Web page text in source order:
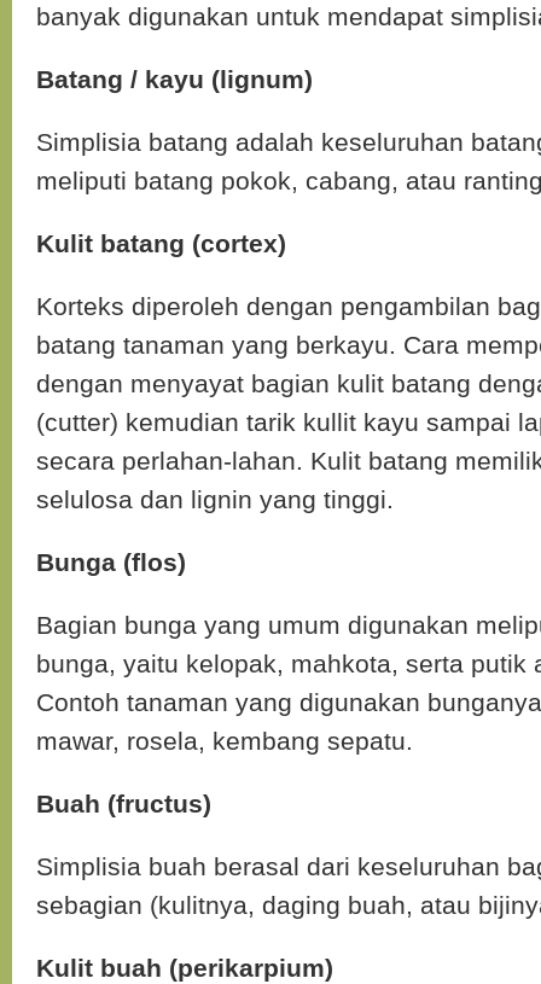
banyak digunakan untuk mendapat
Batang / kayu (lignum)
Simplisia batang adalah keseluruhan
meliputi batang pokok, cabang, atau
Kulit batang (cortex)
Korteks diperoleh dengan pengambilan
batang tanaman yang berkayu. Cara
dengan menyayat bagian kulit batang
(cutter) kemudian tarik kullit kayu sampai
secara perlahan-lahan. Kulit batang
selulosa dan lignin yang tinggi.
Bunga (flos)
Bagian bunga yang umum digunakan
bunga, yaitu kelopak, mahkota, serta putik
Contoh tanaman yang digunakan
mawar, rosela, kembang sepatu.
Buah (fructus)
Simplisia buah berasal dari keseluruhan
sebagian (kulitnya, daging buah, atau
Kulit buah (perikarpium)